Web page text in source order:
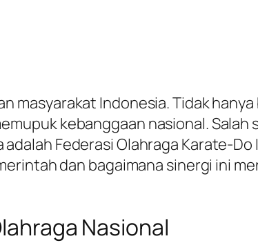
masyarakat Indonesia. Tidak
kebanggaan nasional. Salah
Federasi Olahraga Karate-Do
dan bagaimana sinergi ini
Nasional